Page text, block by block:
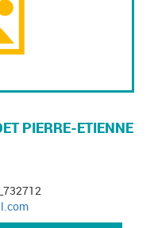
PIERRE-ETIENNE